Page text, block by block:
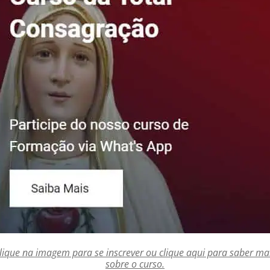
na imagem para se inscrever ou clique aqui para saber
sobre o curso.